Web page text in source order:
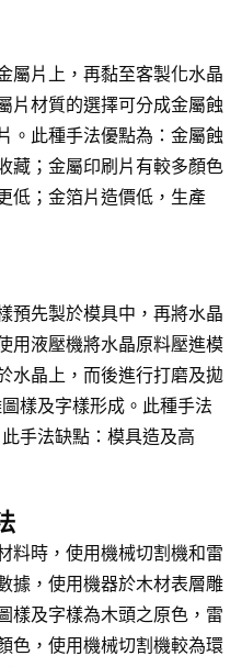
屬片上，再黏至客製化水晶
片材質的選擇可分成金屬蝕
。此種手法優點為：金屬蝕
藏；金屬印刷片有較多顏色
低；金箔片造價低，生產
預先製於模具中，再將水晶
用液壓機將水晶原料壓進模
水晶上，而後進行打磨及拋
樣及字樣形成。此種手法
手法缺點：模具造及高
料時，使用機械切割機和雷
據，使用機器於木材表層雕
樣及字樣為木頭之原色，雷
色，使用機械切割機較為環